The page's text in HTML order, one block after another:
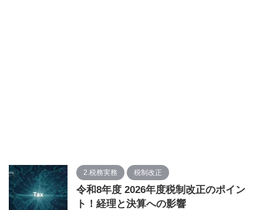
2.税務実務 税制改正
令和8年度 2026年度税制改正のポイン
ト！経理と決算への影響